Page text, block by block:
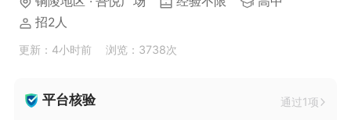
招2人
更新：4小时前 浏览：3738次
平台核验 通过1项